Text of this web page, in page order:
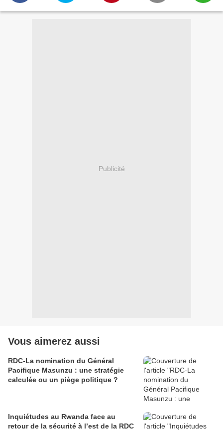
Publicité
Vous aimerez aussi
RDC-La nomination du Général
Pacifique Masunzu : une stratégie
calculée ou un piège politique ?
Inquiétudes au Rwanda face au
retour de la sécurité à l’est de la RDC